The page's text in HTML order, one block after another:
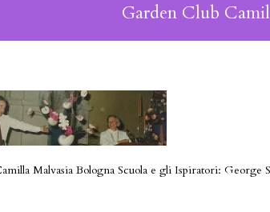
Garden Club
Malvasia Bologna Scuola e gli Ispiratori: George